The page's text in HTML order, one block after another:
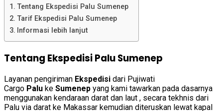
Tentang Ekspedisi Palu Sumenep
Tarif Ekspedisi Palu Sumenep
Informasi lebih lanjut
Tentang Ekspedisi Palu Sumenep
Layanan pengiriman Ekspedisi dari Pujiwati
Cargo Palu ke Sumenep yang kami tawarkan pada dasarnya
menggunakan kendaraan darat dan laut , secara tekhnis dari
Palu via darat ke Makassar kemudian diteruskan lewat kapal